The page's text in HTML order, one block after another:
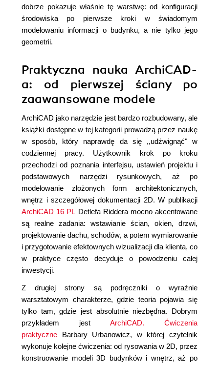
dobrze pokazuje właśnie tę warstwę: od konfiguracji
środowiska po pierwsze kroki w świadomym
modelowaniu informacji o budynku, a nie tylko jego
geometrii.
Praktyczna nauka ArchiCAD-
a: od pierwszej ściany po
zaawansowane modele
ArchiCAD jako narzędzie jest bardzo rozbudowany, ale
książki dostępne w tej kategorii prowadzą przez naukę
w sposób, który naprawdę da się ,,udźwignąć" w
codziennej pracy. Użytkownik krok po kroku
przechodzi od poznania interfejsu, ustawień projektu i
podstawowych narzędzi rysunkowych, aż po
modelowanie złożonych form architektonicznych,
wnętrz i szczegółowej dokumentacji 2D. W publikacji
ArchiCAD 16 PL Detlefa Riddera mocno akcentowane
są realne zadania: wstawianie ścian, okien, drzwi,
projektowanie dachu, schodów, a potem wymiarowanie
i przygotowanie efektownych wizualizacji dla klienta, co
w praktyce często decyduje o powodzeniu całej
inwestycji.
Z drugiej strony są podręczniki o wyraźnie
warsztatowym charakterze, gdzie teoria pojawia się
tylko tam, gdzie jest absolutnie niezbędna. Dobrym
przykładem jest ArchiCAD. Ćwiczenia
praktyczne Barbary Urbanowicz, w której czytelnik
wykonuje kolejne ćwiczenia: od rysowania w 2D, przez
konstruowanie modeli 3D budynków i wnętrz, aż po